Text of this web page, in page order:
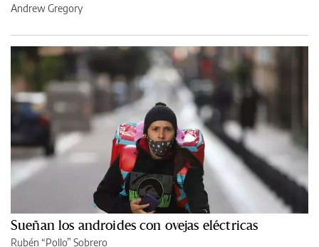
Andrew Gregory
Sueñan los androides con ovejas eléctricas
Rubén “Pollo” Sobrero